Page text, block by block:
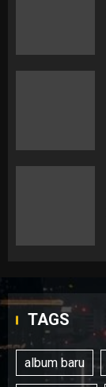
TAGS
album baru